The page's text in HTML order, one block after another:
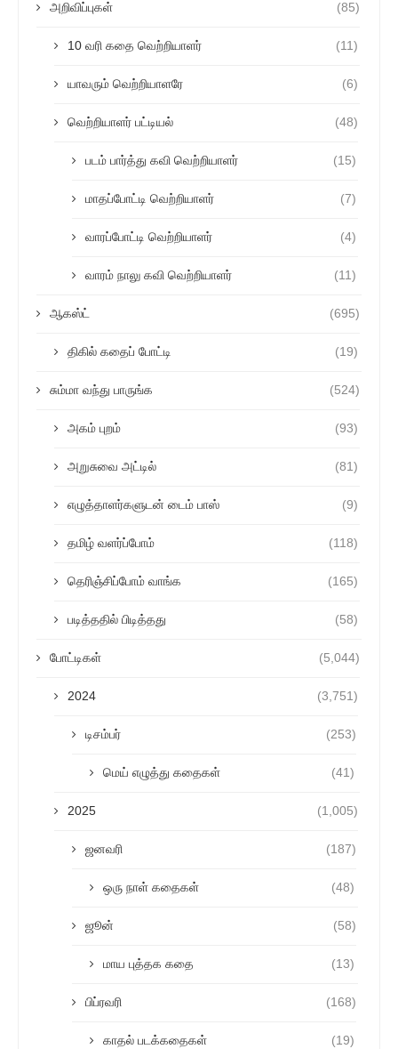
அறிவிப்புகள் (85)
10 வரி கதை வெற்றியாளர் (11)
யாவரும் வெற்றியாளரே (6)
வெற்றியாளர் பட்டியல் (48)
படம் பார்த்து கவி வெற்றியாளர் (15)
மாதப்போட்டி வெற்றியாளர் (7)
வாரப்போட்டி வெற்றியாளர் (4)
வாரம் நாலு கவி வெற்றியாளர் (11)
ஆகஸ்ட் (695)
திகில் கதைப் போட்டி (19)
சும்மா வந்து பாருங்க (524)
அகம் புறம் (93)
அறுசுவை அட்டில் (81)
எழுத்தாளர்களுடன் டைம் பாஸ் (9)
தமிழ் வளர்ப்போம் (118)
தெரிஞ்சிப்போம் வாங்க (165)
படித்ததில் பிடித்தது (58)
போட்டிகள் (5,044)
2024 (3,751)
டிசம்பர் (253)
மெய் எழுத்து கதைகள் (41)
2025 (1,005)
ஜனவரி (187)
ஒரு நாள் கதைகள் (48)
ஜூன் (58)
மாய புத்தக கதை (13)
பிப்ரவரி (168)
காதல் படக்கதைகள் (19)